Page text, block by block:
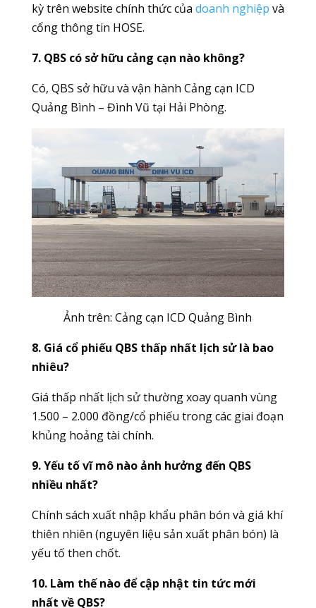
kỳ trên website chính thức của doanh nghiệp và
cổng thông tin HOSE.
7. QBS có sở hữu cảng cạn nào không?
Có, QBS sở hữu và vận hành Cảng cạn ICD
Quảng Bình – Đình Vũ tại Hải Phòng.
Ảnh trên:Cảng cạn ICD Quảng Bình
8. Giá cổ phiếu QBS thấp nhất lịch sử là bao
nhiêu?
Giá thấp nhất lịch sử thường xoay quanh vùng
1.500 – 2.000 đồng/cổ phiếu trong các giai đoạn
khủng hoảng tài chính.
9. Yếu tố vĩ mô nào ảnh hưởng đến QBS
nhiều nhất?
Chính sách xuất nhập khẩu phân bón và giá khí
thiên nhiên (nguyên liệu sản xuất phân bón) là
yếu tố then chốt.
10. Làm thế nào để cập nhật tin tức mới
nhất về QBS?